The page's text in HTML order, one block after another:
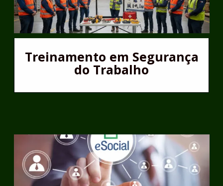
Treinamento em Segurança
do Trabalho